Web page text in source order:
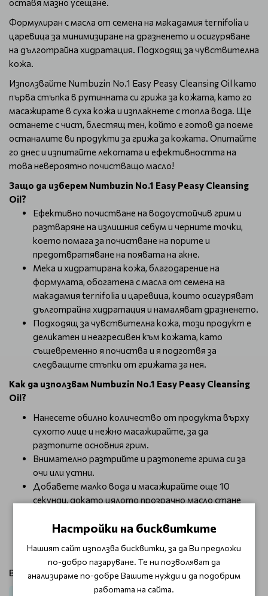
оставя мазно усещане.
Формулиран с масла от семена на макадамия ternifolia и
царевица за минимизиране на дразненето и осигуряване
на дълготрайна хидратация. Подходящ за чувствителна
кожа.
Използвайте Numbuzin No.1 Easy Peasy Cleansing Oil като
първа стъпка в рутинната си грижа за кожата, като го
масажирате в суха кожа и изплакнете с топла вода. Ще
останете с чист, блестящ тен, който е готов да поеме
останалите ви продукти за грижа за кожата. Опитайте
го днес и изпитайте лекотата и ефективността на
това невероятно почистващо масло!
Защо да изберем Numbuzin No.1 Easy Peasy Cleansing
Oil?
Ефективно почистване на водоустойчив грим и
разтваряне на излишния себум и черните точки,
което помага за почистване на порите и
предотвратяване на появата на акне.
Мека и хидратирана кожа, благодарение на
формулата, обогатена с масла от семена на
макадамия ternifolia и царевица, които осигуряват
дълготрайна хидратация и намаляват дразненето.
Подходящ за чувствителна кожа, този продукт е
деликатен и неагресивен към кожата, като
същевременно я почиства и я подготвя за
следващите стъпки от грижата за нея.
Как да използвам Numbuzin No.1 Easy Peasy Cleansing
Oil?
Нанесете обилно количество от продукта върху
сухото лице и нежно масажирайте, за да
разтопите основния грим.
Внимателно разтрийте и разтопете грима си за
очи или устни.
Добавете малко вода и масажирайте още 10
секунди, докато цялото прозрачно масло стане
Изплакнете с хладка вода.
Виж продукти от категория:
Почистващи продукти За суха и чувствителна кожа
Настройки на бисквитките
Нашият сайт използва бисквитки, за да Ви предложи
по-добро пазаруване. Те ни позволяват да
анализираме по-добре Вашите нужди и да подобрим
работата на сайта.